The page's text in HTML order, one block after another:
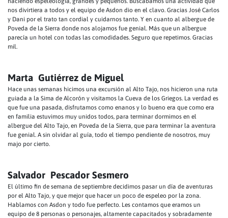
nos divirtiera a todos y el equipo de Asdon dio en el clavo. Gracias José Carlos
y Dani por el trato tan cordial y cuidarnos tanto. Y en cuanto al albergue de
Poveda de la Sierra donde nos alojamos fue genial. Más que un albergue
parecía un hotel con todas las comodidades. Seguro que repetimos. Gracias
mil.
Marta Gutiérrez de Miguel
Hace unas semanas hicimos una excursión al Alto Tajo, nos hicieron una ruta
guiada a la Sima de Alcorón y visitamos la Cueva de los Griegos. La verdad es
que fue una pasada, disfrutamos como enanos y lo bueno era que como era
en familia estuvimos muy unidos todos, para terminar dormimos en el
albergue del Alto Tajo, en Poveda de la Sierra, que para terminar la aventura
fue genial. A sin olvidar al guía, todo el tiempo pendiente de nosotros, muy
majo por cierto.
Salvador Pescador Sesmero
El último fin de semana de septiembre decidimos pasar un día de aventuras
por el Alto Tajo, y que mejor que hacer un poco de espeleo por la zona.
Hablamos con Asdon y todo fue perfecto. Les contamos que eramos un
equipo de 8 personas o personajes, altamente capacitados y sobradamente